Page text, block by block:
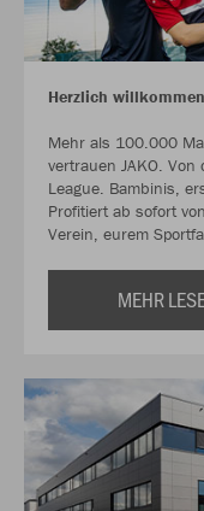
Herzlich
Mehr als 100.000
vertrauen JAKO.
League. Bambinis,
Profitiert ab sofort
Verein, eurem
MEHR